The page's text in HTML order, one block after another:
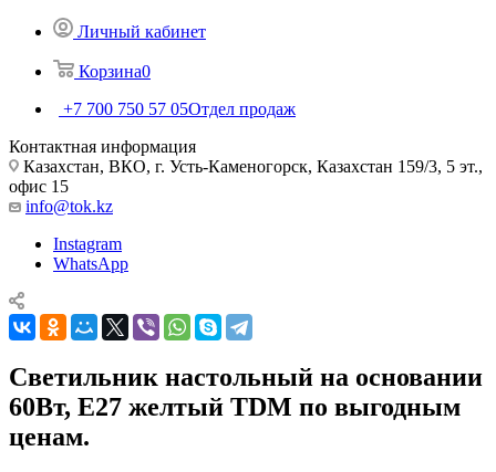
Личный кабинет
Корзина0
+7 700 750 57 05Отдел продаж
Контактная информация
Казахстан, ВКО, г. Усть-Каменогорск, Казахстан 159/3, 5 эт.,
офис 15
info@tok.kz
Instagram
WhatsApp
Светильник настольный на основании
60Вт, E27 желтый TDM по выгодным
ценам.